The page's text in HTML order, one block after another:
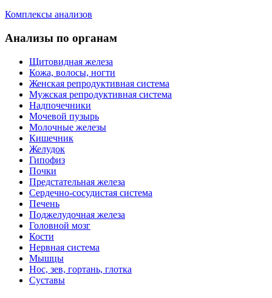
Комплексы анализов
Анализы по органам
Щитовидная железа
Кожа, волосы, ногти
Женская репродуктивная система
Мужская репродуктивная система
Надпочечники
Мочевой пузырь
Молочные железы
Кишечник
Желудок
Гипофиз
Почки
Предстательная железа
Сердечно-сосудистая система
Печень
Поджелудочная железа
Головной мозг
Кости
Нервная система
Мышцы
Нос, зев, гортань, глотка
Суставы